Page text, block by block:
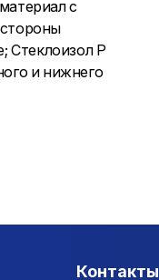
с
Стеклоизол Р
и нижнего
Контакты